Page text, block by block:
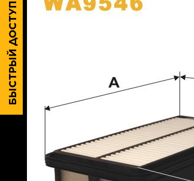
БЫСТРЫЙ ДОСТУП